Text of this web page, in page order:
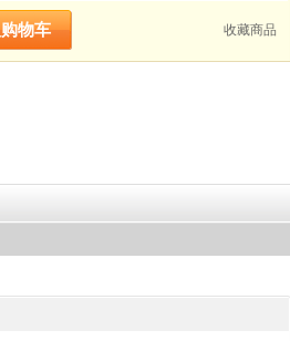
收藏商品